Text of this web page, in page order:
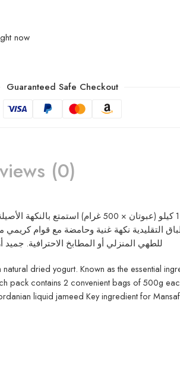
now
Guaranteed Safe Checkout
(0)
جميد سائل زلوم – 1 كيلو
للطهي المنزلي أو المطابخ الاحترافية. جميد
dried yogurt. Known as the essential
pack contains 2 convenient bags of 500g
liquid jameed Key ingredient for